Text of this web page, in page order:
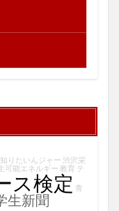
知りたいんジャー 渋沢栄
可能エネルギー 教育 テ
ス検定 青
生新聞